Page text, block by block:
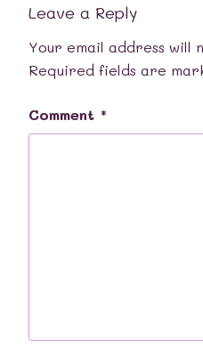
Leave a Reply
Your email address will
Required fields are
Comment *